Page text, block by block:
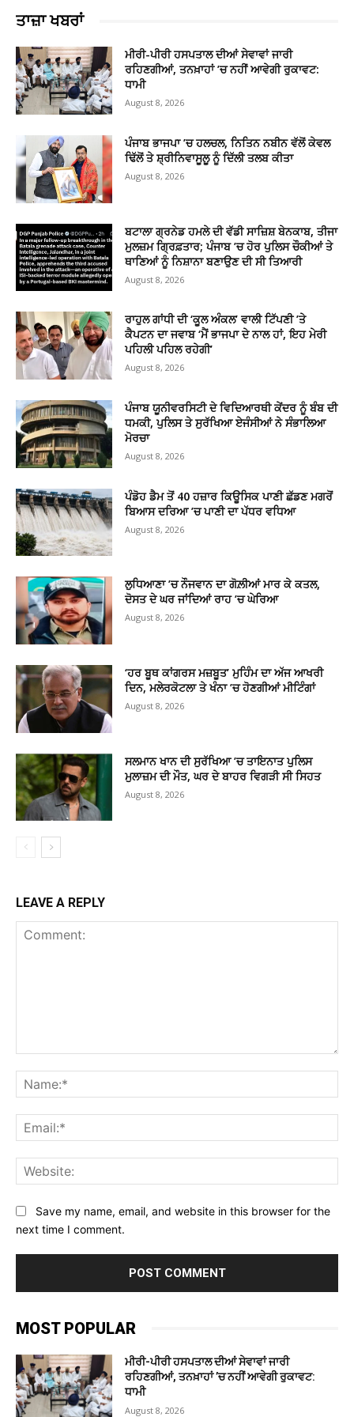
ਤਾਜ਼ਾ ਖਬਰਾਂ
ਮੀਰੀ-ਪੀਰੀ ਹਸਪਤਾਲ ਦੀਆਂ ਸੇਵਾਵਾਂ ਜਾਰੀ
ਰਹਿਣਗੀਆਂ, ਤਨਖ਼ਾਹਾਂ ’ਚ ਨਹੀਂ ਆਵੇਗੀ ਰੁਕਾਵਟ:
ਧਾਮੀ
August 8, 2026
ਪੰਜਾਬ ਭਾਜਪਾ ’ਚ ਹਲਚਲ, ਨਿਤਿਨ ਨਬੀਨ ਵੱਲੋਂ ਕੇਵਲ
ਢਿੱਲੋਂ ਤੇ ਸ਼੍ਰੀਨਿਵਾਸੂਲੂ ਨੂੰ ਦਿੱਲੀ ਤਲਬ ਕੀਤਾ
August 8, 2026
ਬਟਾਲਾ ਗ੍ਰਨੇਡ ਹਮਲੇ ਦੀ ਵੱਡੀ ਸਾਜ਼ਿਸ਼ ਬੇਨਕਾਬ, ਤੀਜਾ
ਮੁਲਜ਼ਮ ਗ੍ਰਿਫ਼ਤਾਰ; ਪੰਜਾਬ ’ਚ ਹੋਰ ਪੁਲਿਸ ਚੌਕੀਆਂ ਤੇ
ਥਾਣਿਆਂ ਨੂੰ ਨਿਸ਼ਾਨਾ ਬਣਾਉਣ ਦੀ ਸੀ ਤਿਆਰੀ
August 8, 2026
ਰਾਹੁਲ ਗਾਂਧੀ ਦੀ ‘ਕੂਲ ਅੰਕਲ’ ਵਾਲੀ ਟਿੱਪਣੀ ’ਤੇ
ਕੈਪਟਨ ਦਾ ਜਵਾਬ ‘ਮੈਂ ਭਾਜਪਾ ਦੇ ਨਾਲ ਹਾਂ, ਇਹ ਮੇਰੀ
ਪਹਿਲੀ ਪਹਿਲ ਰਹੇਗੀ’
August 8, 2026
ਪੰਜਾਬ ਯੂਨੀਵਰਸਿਟੀ ਦੇ ਵਿਦਿਆਰਥੀ ਕੇਂਦਰ ਨੂੰ ਬੰਬ ਦੀ
ਧਮਕੀ, ਪੁਲਿਸ ਤੇ ਸੁਰੱਖਿਆ ਏਜੰਸੀਆਂ ਨੇ ਸੰਭਾਲਿਆ
ਮੋਰਚਾ
August 8, 2026
ਪੰਡੋਹ ਡੈਮ ਤੋਂ 40 ਹਜ਼ਾਰ ਕਿਊਸਿਕ ਪਾਣੀ ਛੱਡਣ ਮਗਰੋਂ
ਬਿਆਸ ਦਰਿਆ ’ਚ ਪਾਣੀ ਦਾ ਪੱਧਰ ਵਧਿਆ
August 8, 2026
ਲੁਧਿਆਣਾ ’ਚ ਨੌਜਵਾਨ ਦਾ ਗੋਲ਼ੀਆਂ ਮਾਰ ਕੇ ਕਤਲ,
ਦੋਸਤ ਦੇ ਘਰ ਜਾਂਦਿਆਂ ਰਾਹ ’ਚ ਘੇਰਿਆ
August 8, 2026
‘ਹਰ ਬੂਥ ਕਾਂਗਰਸ ਮਜ਼ਬੂਤ’ ਮੁਹਿੰਮ ਦਾ ਅੱਜ ਆਖਰੀ
ਦਿਨ, ਮਲੇਰਕੋਟਲਾ ਤੇ ਖੰਨਾ ’ਚ ਹੋਣਗੀਆਂ ਮੀਟਿੰਗਾਂ
August 8, 2026
ਸਲਮਾਨ ਖਾਨ ਦੀ ਸੁਰੱਖਿਆ ’ਚ ਤਾਇਨਾਤ ਪੁਲਿਸ
ਮੁਲਾਜ਼ਮ ਦੀ ਮੌਤ, ਘਰ ਦੇ ਬਾਹਰ ਵਿਗੜੀ ਸੀ ਸਿਹਤ
August 8, 2026
LEAVE A REPLY
Save my name, email, and website in this browser for the
next time I comment.
MOST POPULAR
ਮੀਰੀ-ਪੀਰੀ ਹਸਪਤਾਲ ਦੀਆਂ ਸੇਵਾਵਾਂ ਜਾਰੀ
ਰਹਿਣਗੀਆਂ, ਤਨਖ਼ਾਹਾਂ ’ਚ ਨਹੀਂ ਆਵੇਗੀ ਰੁਕਾਵਟ:
ਧਾਮੀ
August 8, 2026